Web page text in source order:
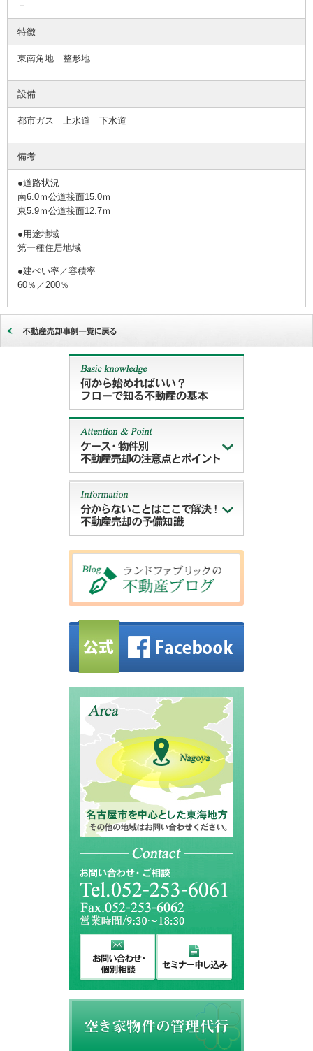
－
特徴
東南角地 整形地
設備
都市ガス 上水道 下水道
備考
●道路状況
南6.0ｍ公道接面15.0ｍ
東5.9ｍ公道接面12.7ｍ
●用途地域
第一種住居地域
●建ぺい率／容積率
60％／200％